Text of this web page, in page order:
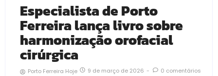
Especialista de Porto
Ferreira lança livro sobre
harmonização orofacial
cirúrgica
Porto Ferreira Hoje 9 de março de 2026 - 0 comentários